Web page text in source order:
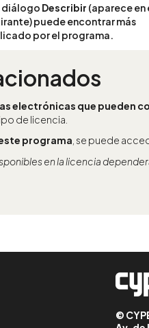
diálogo Describir (aparece en
puede encontrar más
por el programa.
electrónicas que pueden
de licencia.
programa , se puede
en la licencia
©